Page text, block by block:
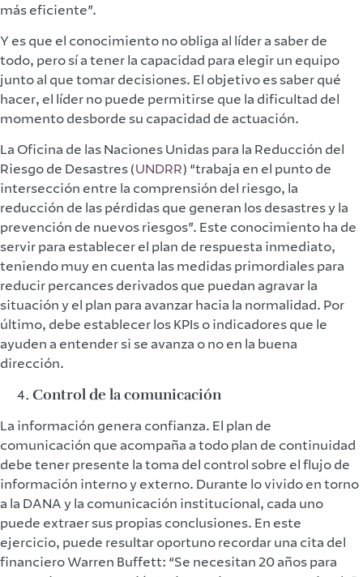
más eficiente”.
Y es que el conocimiento no obliga al líder a saber de
todo, pero sí a tener la capacidad para elegir un equipo
junto al que tomar decisiones. El objetivo es saber qué
hacer, el líder no puede permitirse que la dificultad del
momento desborde su capacidad de actuación.
La Oficina de las Naciones Unidas para la Reducción del
Riesgo de Desastres (UNDRR) “trabaja en el punto de
intersección entre la comprensión del riesgo, la
reducción de las pérdidas que generan los desastres y la
prevención de nuevos riesgos”. Este conocimiento ha de
servir para establecer el plan de respuesta inmediato,
teniendo muy en cuenta las medidas primordiales para
reducir percances derivados que puedan agravar la
situación y el plan para avanzar hacia la normalidad. Por
último, debe establecer los KPIs o indicadores que le
ayuden a entender si se avanza o no en la buena
dirección.
Control de la comunicación
La información genera confianza. El plan de
comunicación que acompaña a todo plan de continuidad
debe tener presente la toma del control sobre el flujo de
información interno y externo. Durante lo vivido en torno
a la DANA y la comunicación institucional, cada uno
puede extraer sus propias conclusiones. En este
ejercicio, puede resultar oportuno recordar una cita del
financiero Warren Buffett: “Se necesitan 20 años para